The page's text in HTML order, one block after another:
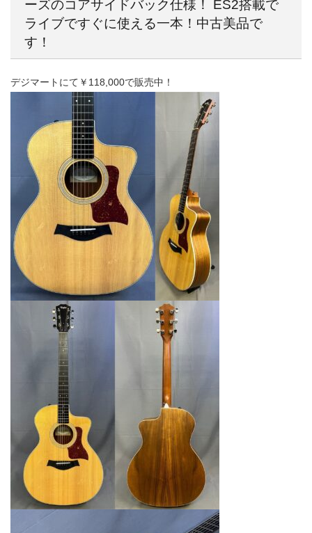
ーズのコアサイドバック仕様！ ES2搭載で
ライブですぐに使える一本！中古美品で
す！
デジマートにて￥118,000で販売中！